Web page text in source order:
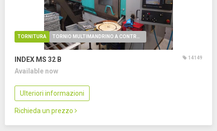
TORNITURA
INDEX MS 32 B 14149
Available now
Ulteriori informazioni
Richieda un prezzo